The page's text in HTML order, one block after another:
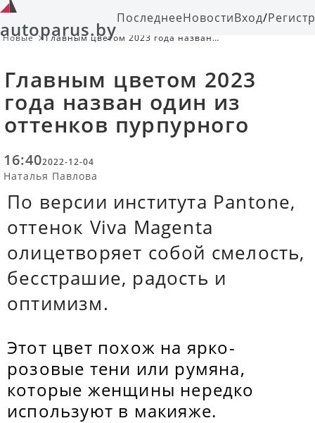
autoparus.byПоследнееНовостиВход/
Новые
Главным цветом 2023 года назван
Главным цветом 2023
года назван один из
оттенков пурпурного
16:402022-12-04
Наталья Павлова
По версии института Pantone,
оттенок Viva Magenta
олицетворяет собой смелость,
бесстрашие, радость и
оптимизм.
Этот цвет похож на ярко-
розовые тени или румяна,
которые женщины нередко
используют в макияже.